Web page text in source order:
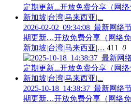
2026-02-02_09:34:08_最新网
期更新…开放免费分享（网络
新加坡|台湾|马来西亚|… 411 0
2025-10-18_14:38:37_最新网
期更新…开放免费分享（网络